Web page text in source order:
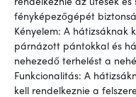
fényképezőgépét
Kényelem: A hátizsáknak
párnázott pántokkal és
nehezedő terhelést a
Funkcionalitás: A
kell rendelkeznie a